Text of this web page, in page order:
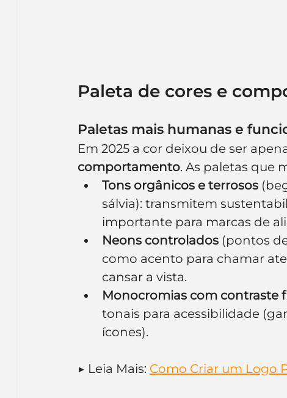
Paleta de cores e
Paletas mais humanas e
Em 2025 a cor deixou de ser
comportamento. As paletas que
Tons orgânicos e terrosos
sálvia): transmitem
importante para marcas de
Neons controlados (pontos
como acento para chamar
cansar a vista.
Monocromias com contraste
tonais para acessibilidade
ícones).
▶️ Leia Mais: Como Criar um Logo